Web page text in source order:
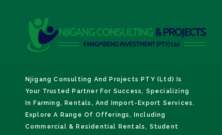
Njigang Consulting And Projects PTY (Ltd) Is
Your Trusted Partner For Success, Specializing
In Farming, Rentals, And Import-Export Services.
Explore A Range Of Offerings, Including
Commercial & Residential Rentals, Student